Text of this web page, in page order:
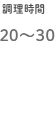
調理時間
20〜30